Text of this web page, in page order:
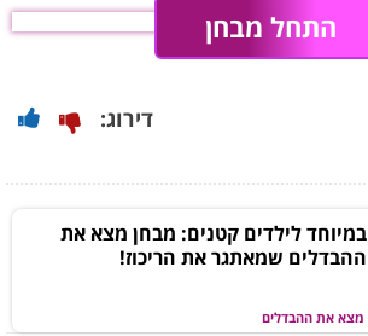
התחל מבחן
דירוג:
מצא את ההבדלים
במיוחד לילדים קטנים: מבחן מצא את
ההבדלים שמאתגר את הריכוז!